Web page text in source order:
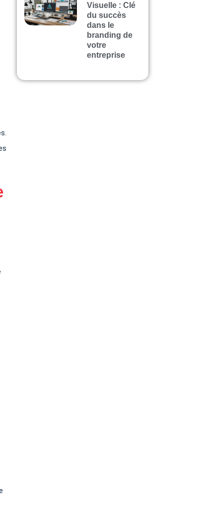
Visuelle : Clé
du succès
dans le
branding de
votre
entreprise